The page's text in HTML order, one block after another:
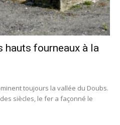
hauts fourneaux à la
toujours la vallée du Doubs.
siècles, le fer a façonné le